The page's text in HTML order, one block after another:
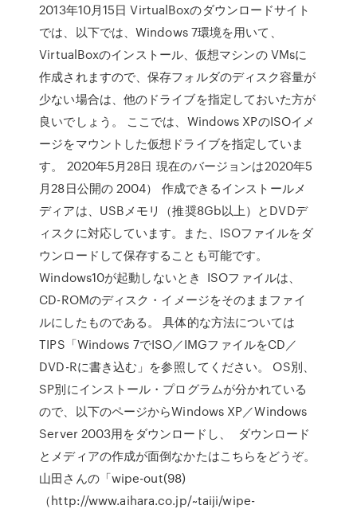
2013年10月15日 VirtualBoxのダウンロードサイト
では、以下では、Windows 7環境を用いて、
VirtualBoxのインストール、仮想マシンの VMsに
作成されますので、保存フォルダのディスク容量が
少ない場合は、他のドライブを指定しておいた方が
良いでしょう。 ここでは、Windows XPのISOイメ
ージをマウントした仮想ドライブを指定していま
す。 2020年5月28日 現在のバージョンは2020年5
月28日公開の 2004） 作成できるインストールメ
ディアは、USBメモリ（推奨8Gb以上）とDVDデ
ィスクに対応しています。また、ISOファイルをダ
ウンロードして保存することも可能です。
Windows10が起動しないとき ISOファイルは、
CD-ROMのディスク・イメージをそのままファイ
ルにしたものである。 具体的な方法については
TIPS「Windows 7でISO／IMGファイルをCD／
DVD-Rに書き込む」を参照してください。 OS別、
SP別にインストール・プログラムが分かれている
ので、以下のページからWindows XP／Windows
Server 2003用をダウンロードし、 ダウンロード
とメディアの作成が面倒なかたはこちらをどうぞ。
山田さんの「wipe-out(98)
（http://www.aihara.co.jp/~taiji/wipe-